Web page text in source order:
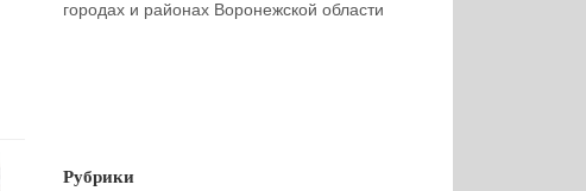
городах и районах Воронежской области
Рубрики